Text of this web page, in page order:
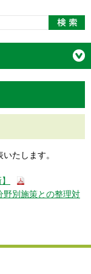
たします。
野別施策との整理対